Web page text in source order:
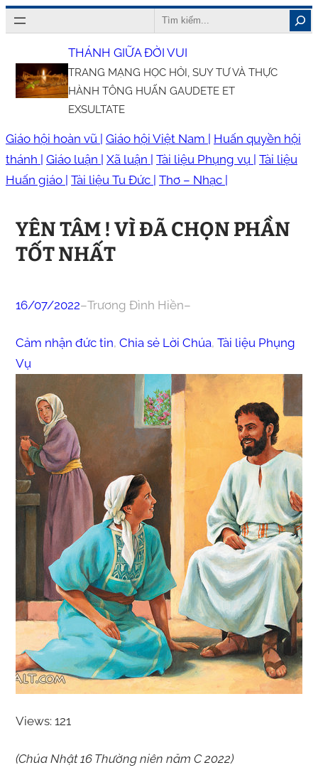
Chuyển
đến
nội
dung
Search
THÁNH GIỮA ĐỜI VUI
TRANG MẠNG HỌC HỎI, SUY TƯ VÀ THỰC
HÀNH TÔNG HUẤN GAUDETE ET
EXSULTATE
Giáo hội hoàn vũ | Giáo hội Việt Nam | Huấn quyền hội
thánh | Giáo luận | Xã luận | Tài liệu Phụng vụ | Tài liệu
Huấn giáo | Tài liệu Tu Đức | Thơ – Nhạc |
YÊN TÂM ! VÌ ĐÃ CHỌN PHẦN
TỐT NHẤT
16/07/2022–Trương Đình Hiền–
Cảm nhận đức tin, Chia sẻ Lời Chúa, Tài liệu Phụng
Vụ
Views: 121
(Chúa Nhật 16 Thường niên năm C 2022)